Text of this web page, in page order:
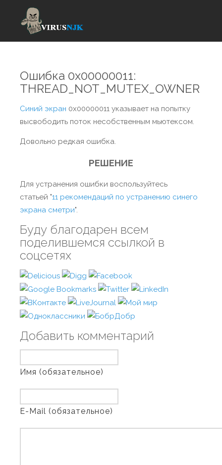
Ошибка 0x00000011:
THREAD_NOT_MUTEX_OWNER
Синий экран 0x00000011 указывает на попытку
высвободить поток несобственным мьютексом.
Довольно редкая ошибка.
РЕШЕНИЕ
Для устранения ошибки воспользуйтесь
статьей "11 рекомендаций по устранению синего
экрана сметри".
Буду благодарен всем
поделившемся ссылкой в
соцсетях
Добавить комментарий
Имя (обязательное)
E-Mail (обязательное)